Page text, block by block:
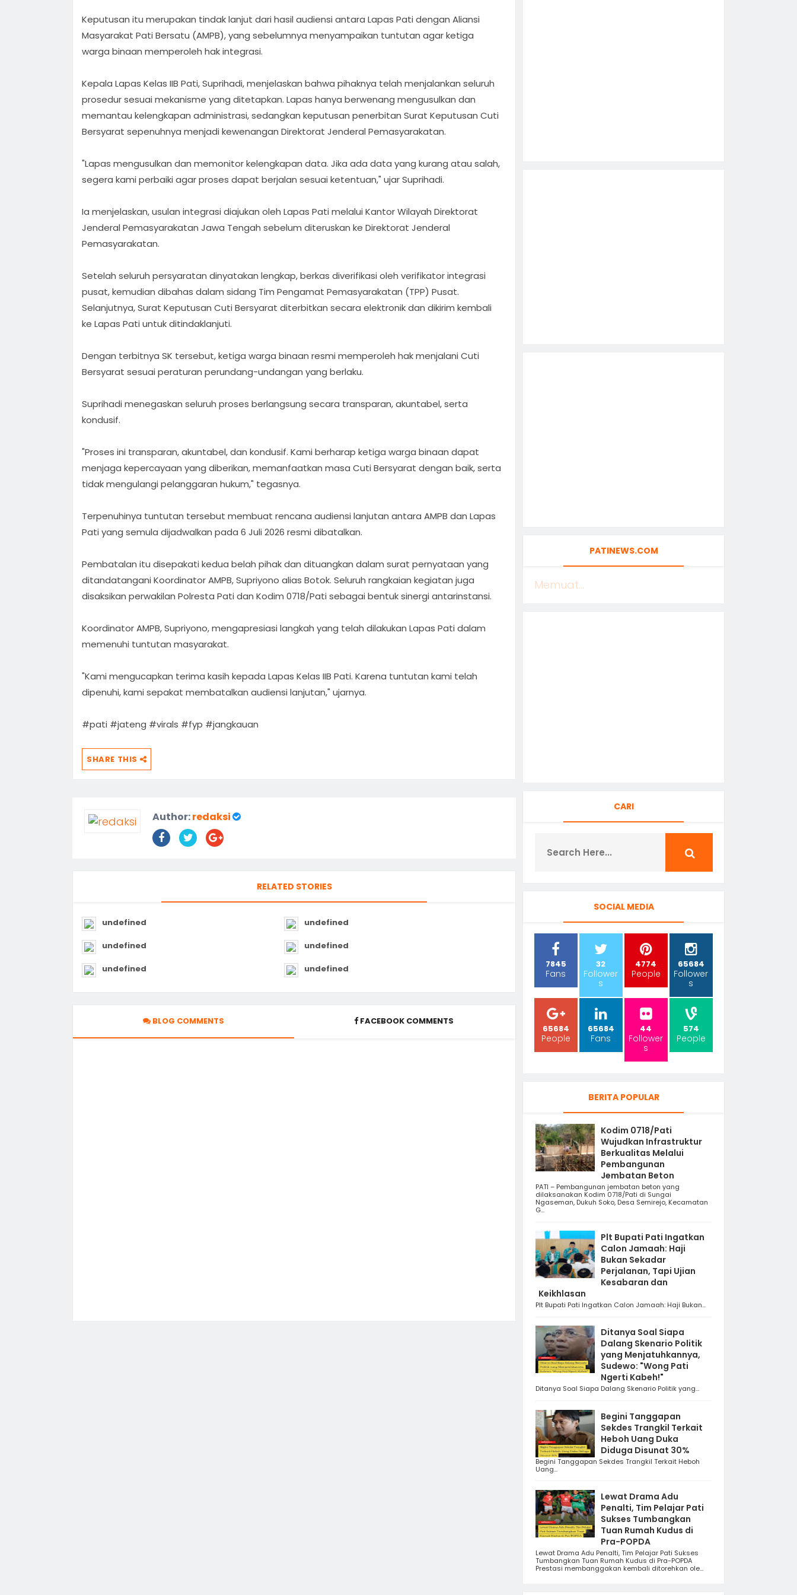
Keputusan itu merupakan tindak lanjut dari hasil audiensi antara Lapas Pati dengan Aliansi
Masyarakat Pati Bersatu (AMPB), yang sebelumnya menyampaikan tuntutan agar ketiga
warga binaan memperoleh hak integrasi.
Kepala Lapas Kelas IIB Pati, Suprihadi, menjelaskan bahwa pihaknya telah menjalankan seluruh
prosedur sesuai mekanisme yang ditetapkan. Lapas hanya berwenang mengusulkan dan
memantau kelengkapan administrasi, sedangkan keputusan penerbitan Surat Keputusan Cuti
Bersyarat sepenuhnya menjadi kewenangan Direktorat Jenderal Pemasyarakatan.
"Lapas mengusulkan dan memonitor kelengkapan data. Jika ada data yang kurang atau salah,
segera kami perbaiki agar proses dapat berjalan sesuai ketentuan," ujar Suprihadi.
Ia menjelaskan, usulan integrasi diajukan oleh Lapas Pati melalui Kantor Wilayah Direktorat
Jenderal Pemasyarakatan Jawa Tengah sebelum diteruskan ke Direktorat Jenderal
Pemasyarakatan.
Setelah seluruh persyaratan dinyatakan lengkap, berkas diverifikasi oleh verifikator integrasi
pusat, kemudian dibahas dalam sidang Tim Pengamat Pemasyarakatan (TPP) Pusat.
Selanjutnya, Surat Keputusan Cuti Bersyarat diterbitkan secara elektronik dan dikirim kembali
ke Lapas Pati untuk ditindaklanjuti.
Dengan terbitnya SK tersebut, ketiga warga binaan resmi memperoleh hak menjalani Cuti
Bersyarat sesuai peraturan perundang-undangan yang berlaku.
Suprihadi menegaskan seluruh proses berlangsung secara transparan, akuntabel, serta
kondusif.
"Proses ini transparan, akuntabel, dan kondusif. Kami berharap ketiga warga binaan dapat
menjaga kepercayaan yang diberikan, memanfaatkan masa Cuti Bersyarat dengan baik, serta
tidak mengulangi pelanggaran hukum," tegasnya.
Terpenuhinya tuntutan tersebut membuat rencana audiensi lanjutan antara AMPB dan Lapas
Pati yang semula dijadwalkan pada 6 Juli 2026 resmi dibatalkan.
Pembatalan itu disepakati kedua belah pihak dan dituangkan dalam surat pernyataan yang
ditandatangani Koordinator AMPB, Supriyono alias Botok. Seluruh rangkaian kegiatan juga
disaksikan perwakilan Polresta Pati dan Kodim 0718/Pati sebagai bentuk sinergi antarinstansi.
Koordinator AMPB, Supriyono, mengapresiasi langkah yang telah dilakukan Lapas Pati dalam
memenuhi tuntutan masyarakat.
"Kami mengucapkan terima kasih kepada Lapas Kelas IIB Pati. Karena tuntutan kami telah
dipenuhi, kami sepakat membatalkan audiensi lanjutan," ujarnya.
#pati #jateng #virals #fyp #jangkauan
SHARE THIS
Author:redaksi
RELATED STORIES
undefined undefined
undefined undefined
undefined undefined
BLOG COMMENTS FACEBOOK COMMENTS
PATINEWS.COM
Memuat...
CARI
SOCIAL MEDIA
7845
Fans
32
Follower
s
4774
People
65684
Follower
s
65684
People
65684
Fans
44
Follower
s
574
People
BERITA POPULAR
Kodim 0718/Pati
Wujudkan Infrastruktur
Berkualitas Melalui
Pembangunan
Jembatan Beton
PATI – Pembangunan jembatan beton yang
dilaksanakan Kodim 0718/Pati di Sungai
Ngaseman, Dukuh Soko, Desa Semirejo, Kecamatan
G...
Plt Bupati Pati Ingatkan
Calon Jamaah: Haji
Bukan Sekadar
Perjalanan, Tapi Ujian
Kesabaran dan
Keikhlasan
Plt Bupati Pati Ingatkan Calon Jamaah: Haji Bukan...
Ditanya Soal Siapa
Dalang Skenario Politik
yang Menjatuhkannya,
Sudewo: "Wong Pati
Ngerti Kabeh!"
Ditanya Soal Siapa Dalang Skenario Politik yang...
Begini Tanggapan
Sekdes Trangkil Terkait
Heboh Uang Duka
Diduga Disunat 30%
Begini Tanggapan Sekdes Trangkil Terkait Heboh
Uang...
Lewat Drama Adu
Penalti, Tim Pelajar Pati
Sukses Tumbangkan
Tuan Rumah Kudus di
Pra-POPDA
Lewat Drama Adu Penalti, Tim Pelajar Pati Sukses
Tumbangkan Tuan Rumah Kudus di Pra-POPDA
Prestasi membanggakan kembali ditorehkan ole...